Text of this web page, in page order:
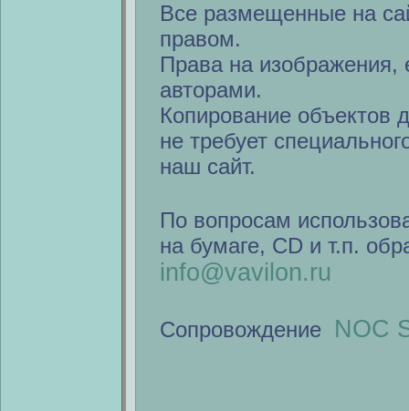
Все размещенные на
правом.
Права на изображения,
авторами.
Копирование объектов
не требует
наш сайт.
По вопросам
на бумаге, CD и т.п.
info@vavilon.ru
Сопровождение NOC